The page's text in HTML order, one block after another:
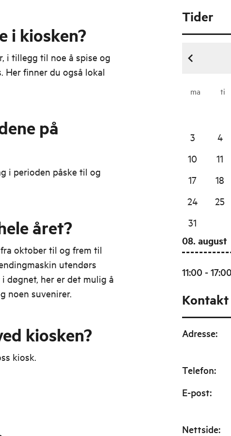
i kiosken?
i tillegg til noe å spise og
Her finner du også lokal
på
i perioden påske til og
året?
oktober til og frem til
utendørs
døgnet, her er det mulig å
noen suvenirer.
kiosken?
kiosk.
Tider
ma ti
3
4
10
11
17
18
24
25
31
08. august
11:00 - 17:00
Kontakt
Adresse:
Telefon:
E-post:
Nettside: